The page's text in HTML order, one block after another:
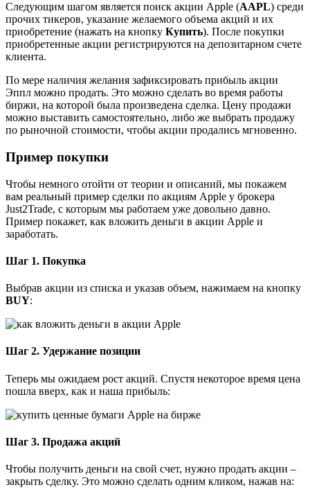
Следующим шагом является поиск акции Apple (AAPL) среди
прочих тикеров, указание желаемого объема акций и их
приобретение (нажать на кнопку Купить). После покупки
приобретенные акции регистрируются на депозитарном счете
клиента.
По мере наличия желания зафиксировать прибыль акции
Эппл можно продать. Это можно сделать во время работы
биржи, на которой была произведена сделка. Цену продажи
можно выставить самостоятельно, либо же выбрать продажу
по рыночной стоимости, чтобы акции продались мгновенно.
Пример покупки
Чтобы немного отойти от теории и описаний, мы покажем
вам реальный пример сделки по акциям Apple у брокера
Just2Trade, с которым мы работаем уже довольно давно.
Пример покажет, как вложить деньги в акции Apple и
заработать.
Шаг 1. Покупка
Выбрав акции из списка и указав объем, нажимаем на кнопку
BUY:
Шаг 2. Удержание позиции
Теперь мы ожидаем рост акций. Спустя некоторое время цена
пошла вверх, как и наша прибыль:
Шаг 3. Продажа акций
Чтобы получить деньги на свой счет, нужно продать акции –
закрыть сделку. Это можно сделать одним кликом, нажав на: